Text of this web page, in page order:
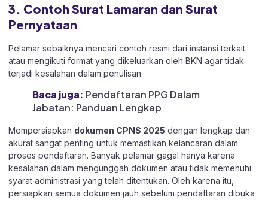
3. Contoh Surat Lamaran dan Surat
Pernyataan
Pelamar sebaiknya mencari contoh resmi dari instansi terkait
atau mengikuti format yang dikeluarkan oleh BKN agar tidak
terjadi kesalahan dalam penulisan.
Baca juga: Pendaftaran PPG Dalam
Jabatan: Panduan Lengkap
Mempersiapkan dokumen CPNS 2025 dengan lengkap dan
akurat sangat penting untuk memastikan kelancaran dalam
proses pendaftaran. Banyak pelamar gagal hanya karena
kesalahan dalam mengunggah dokumen atau tidak memenuhi
syarat administrasi yang telah ditentukan. Oleh karena itu,
persiapkan semua dokumen jauh sebelum pendaftaran dibuka